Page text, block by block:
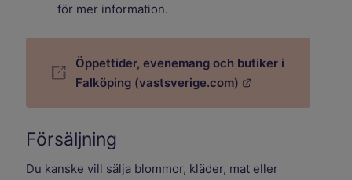
för mer information.
Öppettider, evenemang och butiker i
Falköping (vastsverige.com)
Försäljning
Du kanske vill sälja blommor, kläder, mat eller